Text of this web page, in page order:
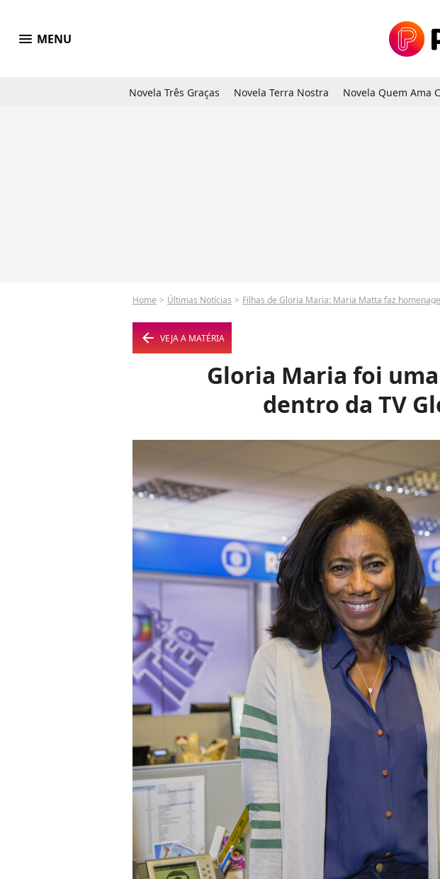
menu MENU
Novela Três Graças Novela Terra Nostra Novela Quem Ama
Home Últimas Notícias Filhas de Gloria Maria: Maria Matta faz
arrow_left VEJA A MATÉRIA
Gloria Maria foi
dentro da TV